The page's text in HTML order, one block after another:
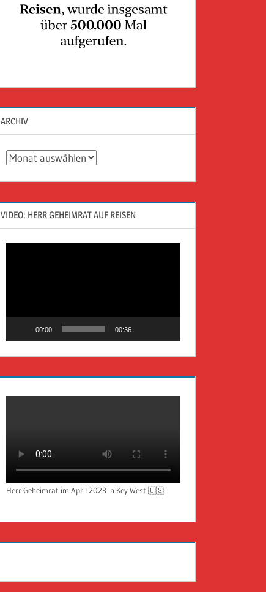
ARCHIV
Archiv
VIDEO: HERR GEHEIMRAT AUF REISEN
00:00 00:36
Herr Geheimrat im April 2023 in Key West 🇺🇸